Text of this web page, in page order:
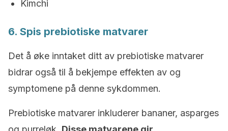
Kimchi
6. Spis prebiotiske matvarer
Det å øke inntaket ditt av prebiotiske matvarer
bidrar også til å bekjempe effekten av og
symptomene på denne sykdommen.
Prebiotiske matvarer inkluderer bananer, asparges